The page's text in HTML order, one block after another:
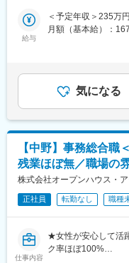
ド「こことわ」の理
と実績を積み重ねて
変更の範囲：会社の
■担当業務詳細：
・納品書・請求書整理
・来客時のお客様対
※基本的に社内全般
・管理部には女性4
の社員構成となりま
※人員状況では筑西
います。
■当社の特徴：
・育児休暇、産前産
く職場です。
・地球温暖化やCO2
ンなエネルギーであ
給与
＜予定年収＞235万
月額（基本給）：
り、選考を通じて
当を含めた表記です。
気になる
【中野】事務総合職
残業ほぼ無／職場の
株式会社オープンハウス・
正社員 転勤なし 職種
仕事内容
★女性が安心して活
ク率ほぼ100%